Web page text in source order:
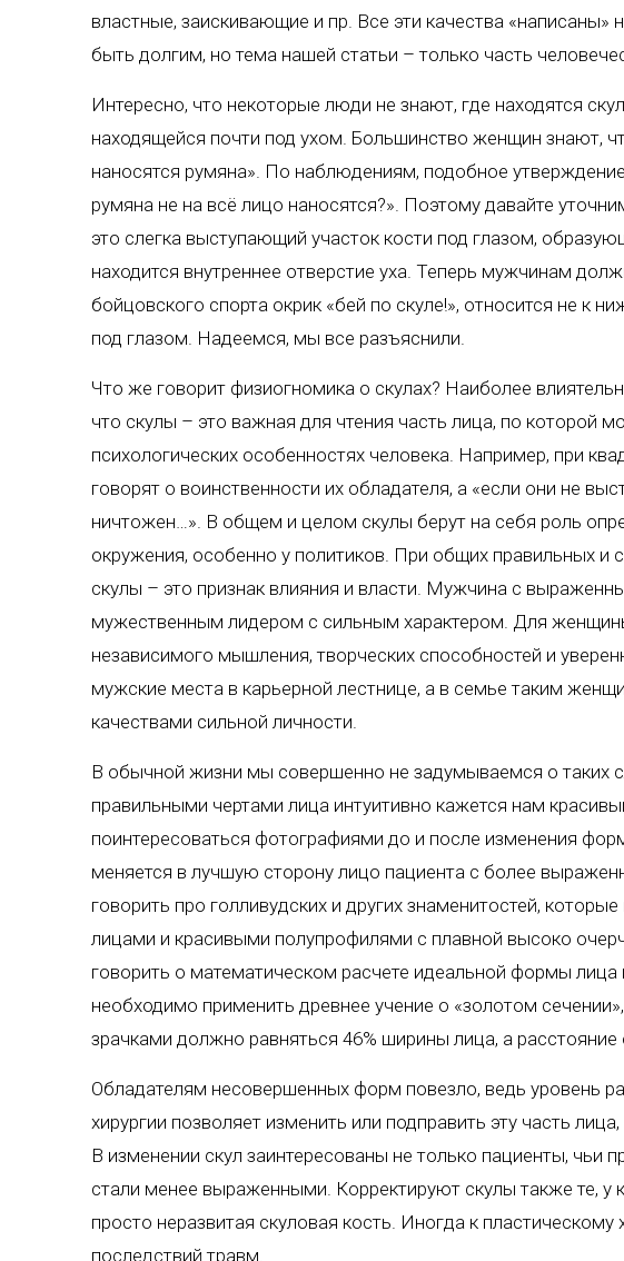
властные, заискивающие и пр. Все эти качества «написаны»
быть долгим, но тема нашей статьи – только часть
Интересно, что некоторые люди не знают, где находятся
находящейся почти под ухом. Большинство женщин знают,
наносятся румяна». По наблюдениям, подобное
румяна не на всё лицо наносятся?». Поэтому давайте
это слегка выступающий участок кости под глазом,
находится внутреннее отверстие уха. Теперь мужчинам
бойцовского спорта окрик «бей по скуле!», относится не к
под глазом. Надеемся, мы все разъяснили.
Что же говорит физиогномика о скулах? Наиболее
что скулы – это важная для чтения часть лица, по которой
психологических особенностях человека. Например, при
говорят о воинственности их обладателя, а «если они не
ничтожен…». В общем и целом скулы берут на себя роль
окружения, особенно у политиков. При общих правильных и
скулы – это признак влияния и власти. Мужчина с
мужественным лидером с сильным характером. Для
независимого мышления, творческих способностей и
мужские места в карьерной лестнице, а в семье таким
качествами сильной личности.
В обычной жизни мы совершенно не задумываемся о таких
правильными чертами лица интуитивно кажется нам
поинтересоваться фотографиями до и после изменения
меняется в лучшую сторону лицо пациента с более
говорить про голливудских и других знаменитостей,
лицами и красивыми полупрофилями с плавной высоко
говорить о математическом расчете идеальной формы лица
необходимо применить древнее учение о «золотом
зрачками должно равняться 46% ширины лица, а
Обладателям несовершенных форм повезло, ведь уровень
хирургии позволяет изменить или подправить эту часть
В изменении скул заинтересованы не только пациенты, чьи
стали менее выраженными. Корректируют скулы также те, у
просто неразвитая скуловая кость. Иногда к
последствий травм.